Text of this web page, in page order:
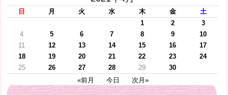
日 月 火 水 木 金
土
1
2
3
4
5 6 7 8 9
10
11
12 13 14 15 16
17
18
19 20 21 22 23
24
25
26 27 28 29
30
«前月
今日 次月»